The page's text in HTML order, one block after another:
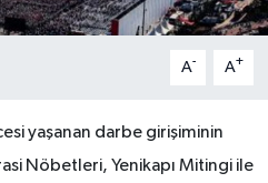
A- A+
yaşanan darbe girişiminin
Nöbetleri, Yenikapı Mitingi ile